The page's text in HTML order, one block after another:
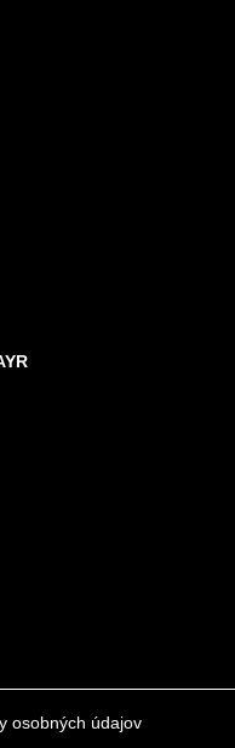
osobných údajov